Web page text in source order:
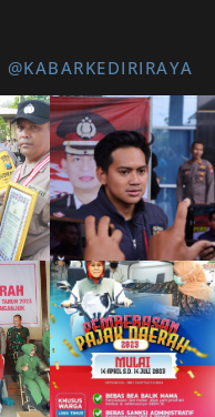
@KABARKEDIRIRAYA